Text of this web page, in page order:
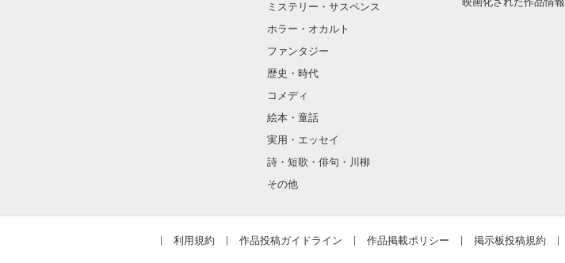
正室シリーズ短編集
短編だったものに加筆修正を加え
V6祝20周年前倒し企画その①
ミステリー・サスペンス
ホラー・オカルト
ファンタジー
歴史・時代
コメディ
絵本・童話
実用・エッセイ
詩・短歌・俳句・川柳
その他
利用規約 作品投稿ガイドライン 作品掲載ポリシー 掲示板投稿規約